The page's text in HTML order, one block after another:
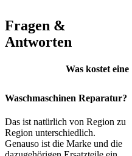
Fragen &
Antworten
Was kostet eine
Waschmaschinen Reparatur?
Das ist natürlich von Region zu
Region unterschiedlich.
Genauso ist die Marke und die